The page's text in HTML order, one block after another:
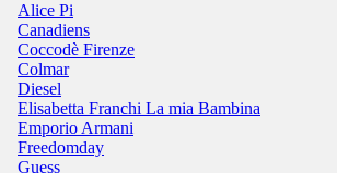
Alice Pi
Canadiens
Coccodè Firenze
Colmar
Diesel
Elisabetta Franchi La mia Bambina
Emporio Armani
Freedomday
Guess